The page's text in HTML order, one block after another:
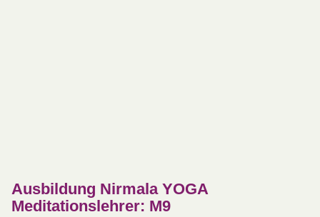
Ausbildung Nirmala YOGA
Meditationslehrer: M9